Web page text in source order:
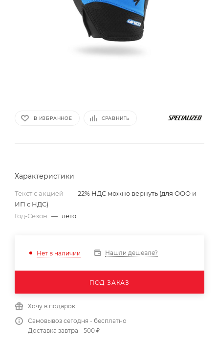
В ИЗБРАННОЕ СРАВНИТЬ
Характеристики
Текст с акцией — 22% НДС можно вернуть (для ООО и
ИП с НДС)
Год-Сезон — лето
Нет в наличии Нашли дешевле?
ПОД ЗАКАЗ
Хочу в подарок
Самовывоз сегодня - бесплатно
Доставка завтра - 500 ₽